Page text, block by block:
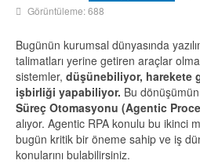
Görüntüleme: 688
Bugünün kurumsal dünyasında
talimatları yerine getiren araçlar
sistemler, düşünebiliyor, harekete
işbirliği yapabiliyor. Bu
Süreç Otomasyonu (Agentic
alıyor. Agentic RPA konulu bu ikinci
bugün kritik bir öneme sahip ve iş
konularını bulabilirsiniz.